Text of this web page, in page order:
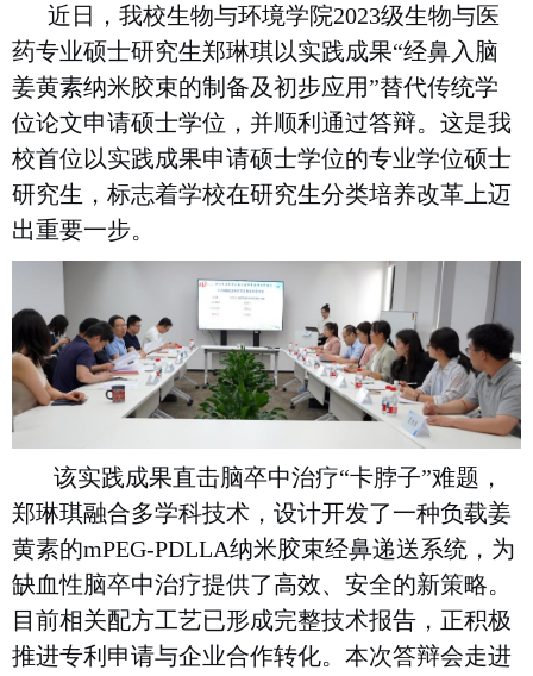
近日， 我校生物与环境学院2023级生物与医
药专业硕士研究生郑琳琪以实践成果“经鼻入脑
姜黄素纳米胶束的制备及初步应用”替代传统学
位论文申请硕士学位， 并顺利通过答辩。这是我
校首位以实践成果申请硕士学位的专业学位硕士
研究生，标志着学校在研究生分类培养改革上迈
出重要一步。
该实践成果直击脑卒中治疗“卡脖子”难题，
郑琳琪融合多学科技术，设计开发了一种负载姜
黄素的mPEG-PDLLA纳米胶束经鼻递送系统，为
缺血性脑卒中治疗提供了高效、安全的新策略。
目前相关配方工艺已形成完整技术报告，正积极
推进专利申请与企业合作转化。 本次答辩会走进